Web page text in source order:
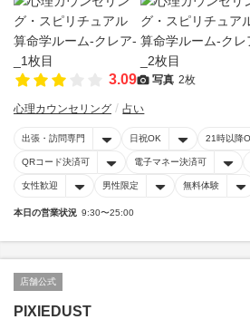
3.09 写真 2枚
心理カウンセリング 占い
出張・訪問専門 日祝OK 21時以降
QRコード決済可 電子マネー決済可
女性歓迎 男性限定 無料体験
本日の営業状況 9:30〜25:00
店舗公式
PIXIEDUST